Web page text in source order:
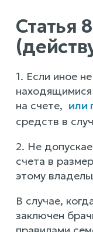
Статья
1. Если иное
на счете, или
средств в
2. Не
счета в
этому
В случае,
заключен